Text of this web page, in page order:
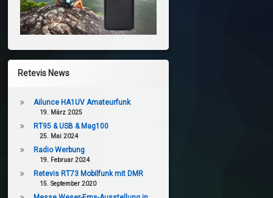
Retevis News
Ailunce HA1UV Amateurfunk
19. März 2025
RT95 & USB & Mag100
25. Mai 2024
Radio Werbung
19. Februar 2024
Retevis RT73 Mobilfunk mit DMR
15. September 2020